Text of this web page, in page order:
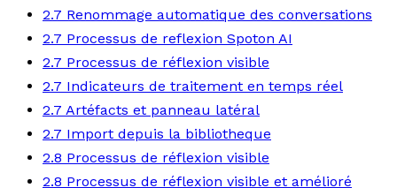
2.7 Renommage automatique des conversations
2.7 Processus de reflexion Spoton AI
2.7 Processus de réflexion visible
2.7 Indicateurs de traitement en temps réel
2.7 Artéfacts et panneau latéral
2.7 Import depuis la bibliotheque
2.8 Processus de réflexion visible
2.8 Processus de réflexion visible et amélioré